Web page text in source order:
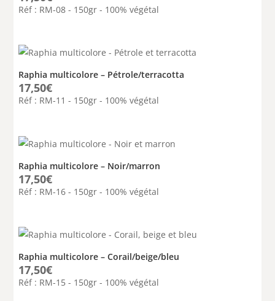
Réf : RM-08 - 150gr - 100% végétal
Raphia multicolore – Pétrole/terracotta
17,50€
Réf : RM-11 - 150gr - 100% végétal
Raphia multicolore – Noir/marron
17,50€
Réf : RM-16 - 150gr - 100% végétal
Raphia multicolore – Corail/beige/bleu
17,50€
Réf : RM-15 - 150gr - 100% végétal